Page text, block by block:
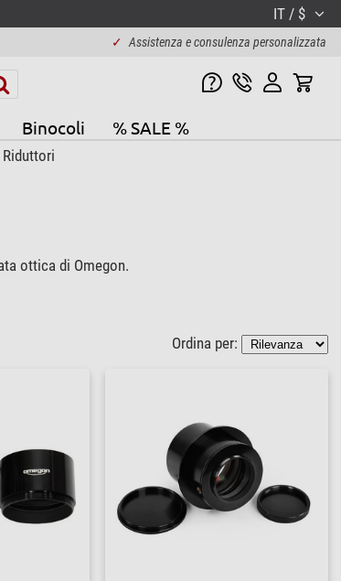
IT / $
✓ Assistenza e consulenza personalizzata
Binocoli % SALE %
ottica di Omegon.
Ordina per: